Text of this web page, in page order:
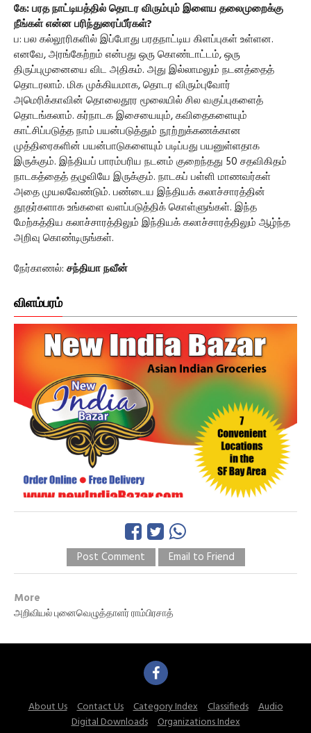
கே: பரத நாட்டியத்தில் தொடர விரும்பும் இளைய தலைமுறைக்கு
நீங்கள் என்ன பரிந்துரைப்பீர்கள்?
ப: பல கல்லூரிகளில் இப்போது பரதநாட்டிய கிளப்புகள் உள்ளன.
எனவே, அரங்கேற்றம் என்பது ஒரு கொண்டாட்டம், ஒரு
திருப்புமுனையை விட அதிகம். அது இல்லாமலும் நடனத்தைத்
தொடரலாம். மிக முக்கியமாக, தொடர விரும்புவோர்
அமெரிக்காவின் தொலைதூர மூலையில் சில வகுப்புகளைத்
தொடங்கலாம். கர்நாடக இசையையும், கவிதைகளையும்
காட்சிப்படுத்த நாம் பயன்படுத்தும் நூற்றுக்கணக்கான
முத்திரைகளின் பயன்பாடுகளையும் படிப்பது பயனுள்ளதாக
இருக்கும். இந்தியப் பாரம்பரிய நடனம் குறைந்தது 50 சதவிகிதம்
நாடகத்தைத் தழுவியே இருக்கும். நாடகப் பள்ளி மாணவர்கள்
அதை முயலவேண்டும். பண்டைய இந்தியக் கலாச்சாரத்தின்
தூதர்களாக உங்களை வளப்படுத்திக் கொள்ளுங்கள். இந்த
மேற்கத்திய கலாச்சாரத்திலும் இந்தியக் கலாச்சாரத்திலும் ஆழ்ந்த
அறிவு கொண்டிருங்கள்.
நேர்காணல்: சந்தியா நவீன்
விளம்பரம்
Post Comment Email to Friend
More
அறிவியல் புனைவெழுத்தாளர் ராம்பிரசாத்
About Us Contact Us Category Index Classifieds
Audio
Digital Downloads
Organizations Index